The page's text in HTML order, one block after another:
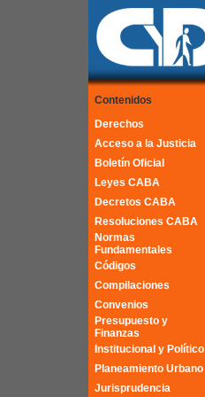
Contenidos
Derechos
Acceso a la Justicia
Boletín Oficial
Leyes CABA
Decretos CABA
Resoluciones CABA
Normas
Fundamentales
Códigos
Compilaciones
Convenios
Presupuesto y
Finanzas
Institucional y Político
Planeamiento Urbano
Jurisprudencia